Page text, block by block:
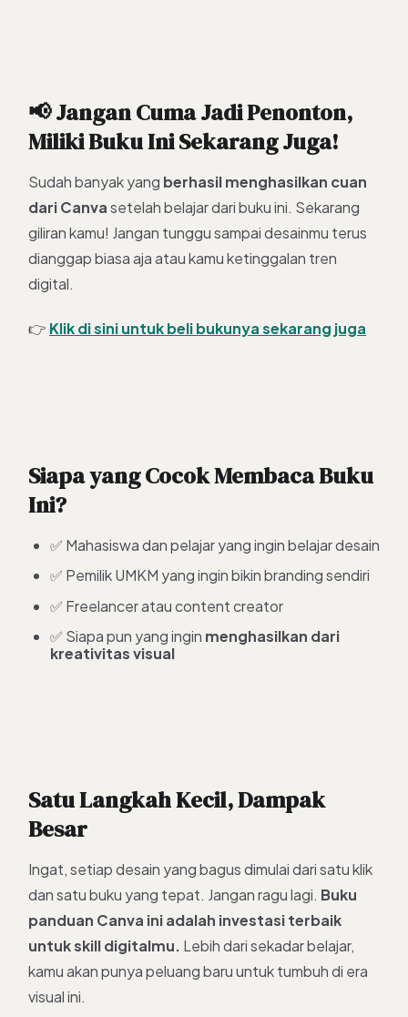
📢 Jangan Cuma Jadi Penonton,
Miliki Buku Ini Sekarang Juga!
Sudah banyak yang berhasil menghasilkan cuan
dari Canvasetelah belajar dari buku ini. Sekarang
giliran kamu! Jangan tunggu sampai desainmu terus
dianggap biasa aja atau kamu ketinggalan tren
digital.
👉 Klik di sini untuk beli bukunya sekarang juga
Siapa yang Cocok Membaca Buku
Ini?
✅ Mahasiswa dan pelajar yang ingin belajar desain
✅ Pemilik UMKM yang ingin bikin branding sendiri
✅ Freelancer atau content creator
✅ Siapa pun yang ingin menghasilkan dari
kreativitas visual
Satu Langkah Kecil, Dampak
Besar
Ingat, setiap desain yang bagus dimulai dari satu klik
dan satu buku yang tepat. Jangan ragu lagi. Buku
panduan Canva ini adalah investasi terbaik
untuk skill digitalmu. Lebih dari sekadar belajar,
kamu akan punya peluang baru untuk tumbuh di era
visual ini.